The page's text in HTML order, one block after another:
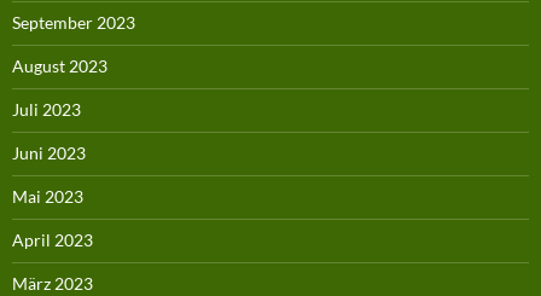
September 2023
August 2023
Juli 2023
Juni 2023
Mai 2023
April 2023
März 2023